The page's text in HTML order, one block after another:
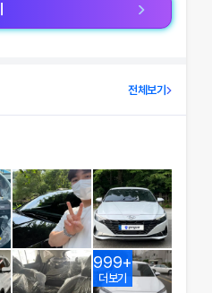
전체보기
999+
더보기